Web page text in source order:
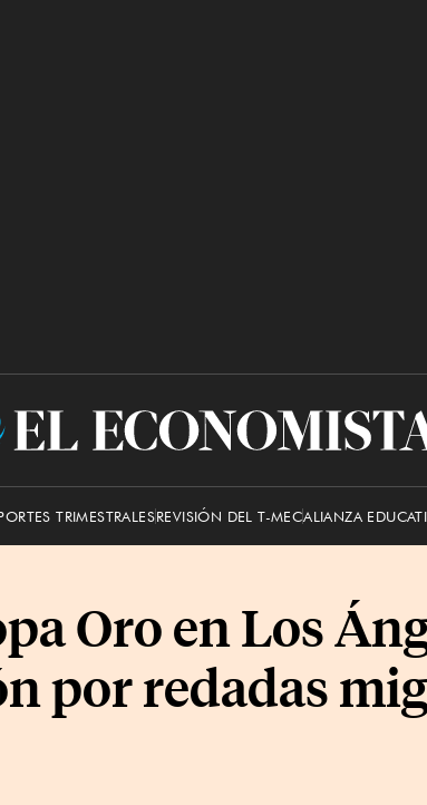
El
TRIMESTRALESREVISIÓN DEL T-MECALIANZA
Oro en Los
por redadas